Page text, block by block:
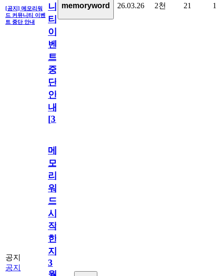
[공지] 메모리워
드 커뮤니티 이벤
트 중단 안내
니
티
이
벤
트
중
단
안
내
[31
memoryword 26.03.26 2천 21 1
공지
공지
메
모
리
워
드
시
작
한
지
3